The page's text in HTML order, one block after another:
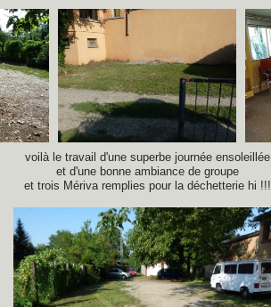
voilà le travail d'une superbe journée ensoleillée
et d'une bonne ambiance de groupe
et trois Mériva remplies pour la déchetterie hi !!!